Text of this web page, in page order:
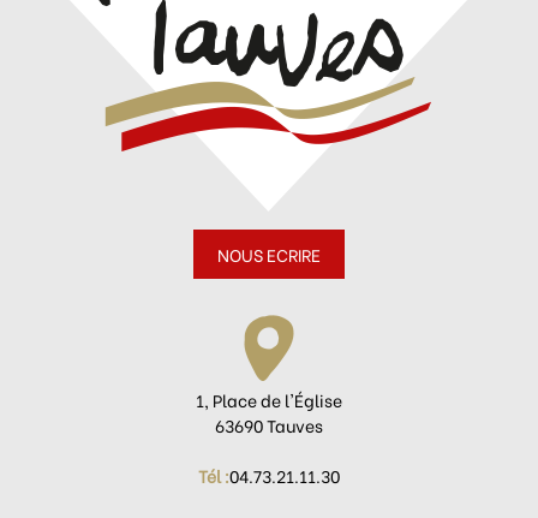
NOUS ECRIRE
1, Place de l'Église
63690 Tauves
Tél :04.73.21.11.30